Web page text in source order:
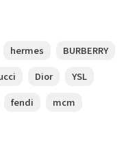
hermes
BURBERRY
Dior
YSL
fendi mcm